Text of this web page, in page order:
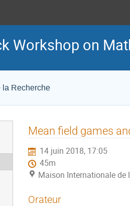
Workshop on
la Recherche
Mean field games
14 juin 2018, 17:05
45m
Maison Internationale de
Orateur